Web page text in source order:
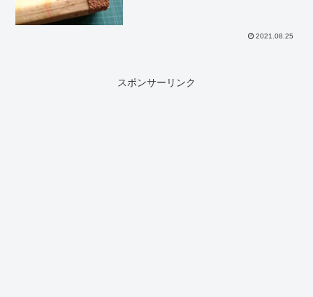
2021.08.25
スポンサーリンク